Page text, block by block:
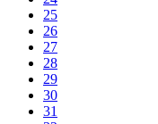
25
26
27
28
29
30
31